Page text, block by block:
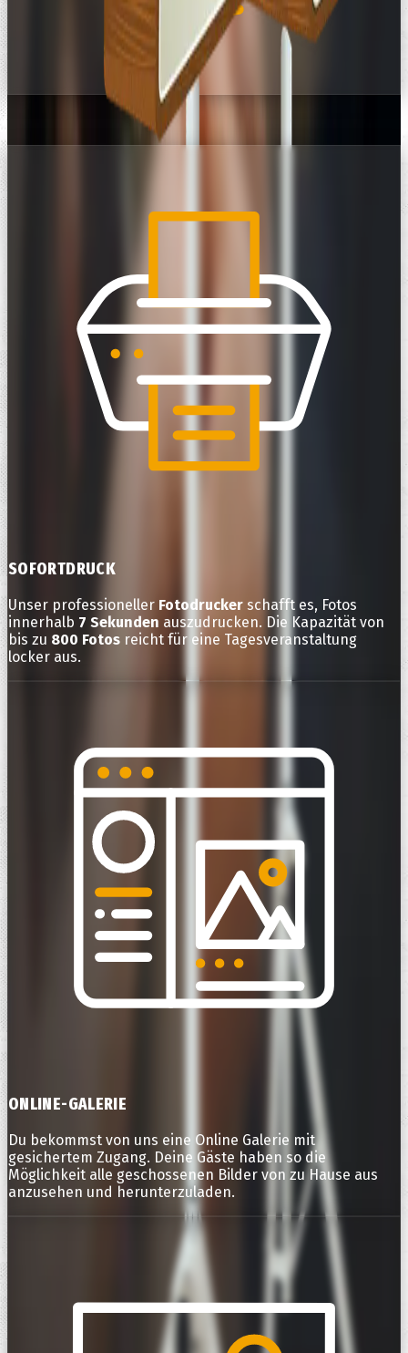
JETZT RESERVIEREN
SOFORTDRUCK
Unser professioneller Fotodrucker schafft es, Fotos
innerhalb 7 Sekunden auszudrucken. Die Kapazität von
bis zu 800 Fotos reicht für eine Tagesveranstaltung
locker aus.
ONLINE-GALERIE
Du bekommst von uns eine Online Galerie mit
gesichertem Zugang. Deine Gäste haben so die
Möglichkeit alle geschossenen Bilder von zu Hause aus
anzusehen und herunterzuladen.